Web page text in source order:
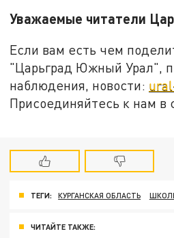
Уважаемые читатели
Если вам есть чем
"Царьград Южный Урал",
наблюдения, новости:
Присоединяйтесь к нам в
ТЕГИ: КУРГАНСКАЯ ОБЛАСТЬ
ЧИТАЙТЕ ТАКЖЕ: